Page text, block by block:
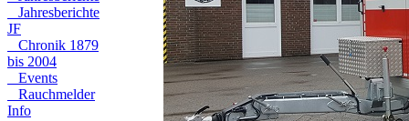
Jahresberichte
JF
Chronik 1879
bis 2004
Events
Rauchmelder
Info